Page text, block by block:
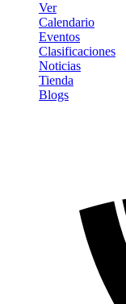
Ver
Calendario
Eventos
Clasificaciones
Noticias
Tienda
Blogs